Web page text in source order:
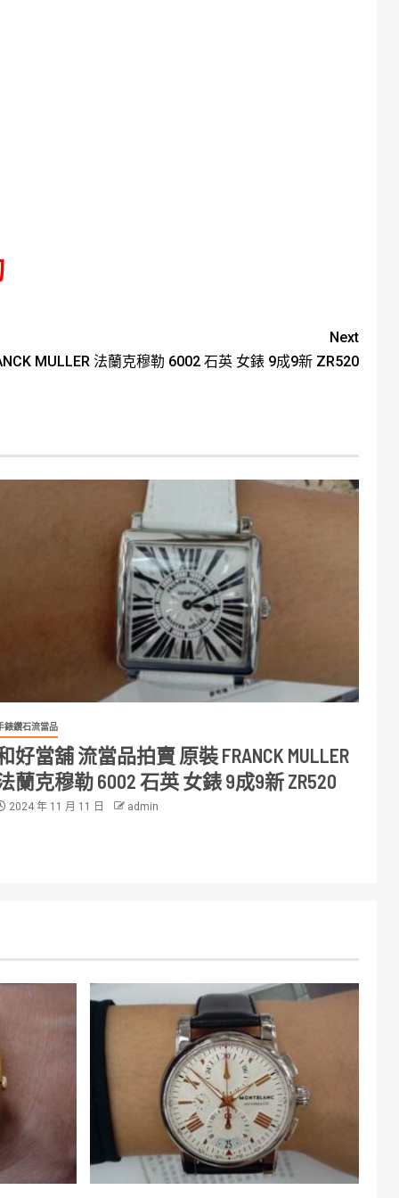
Next
MULLER 法蘭克穆勒 6002 石英 女錶 9成9新 ZR520
錶鑽石流當品
好當舖 流當品拍賣 原裝 FRANCK MULLER
蘭克穆勒 6002 石英 女錶 9成9新 ZR520
2024 年 11 月 11 日 admin